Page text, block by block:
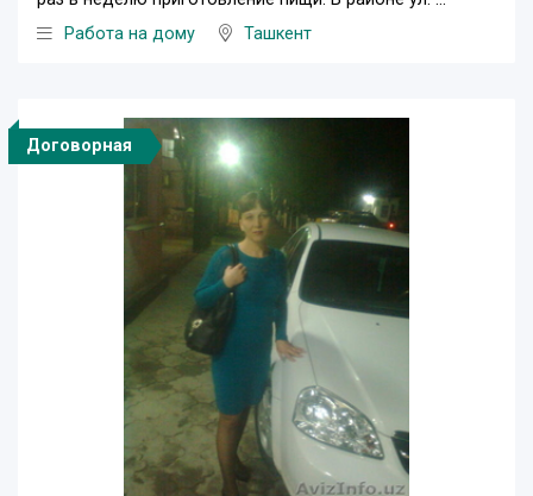
Работа на дому
Ташкент
Договорная